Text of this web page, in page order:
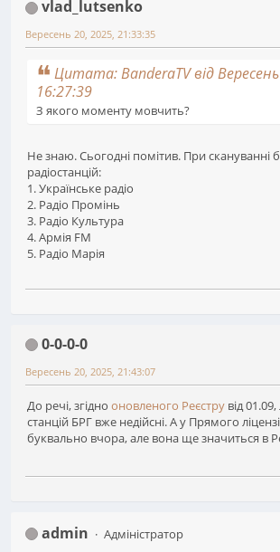
vlad_lutsenko
Вересень 20, 2025, 21:33:35
Цитата: BanderaTV від
16:27:39
З якого моменту мовчить?
Не знаю. Сьогодні помітив. При скануванні
радіостанцій:
1. Українське радіо
2. Радіо Промінь
3. Радіо Культура
4. Армія FM
5. Радіо Марія
0-0-0-0
Вересень 20, 2025, 21:43:07
До речі, згідно оновленого Реєстру від 01.09,
станцій БРГ вже недійсні. А у Прямого
буквально вчора, але вона ще значиться в
admin
Адміністратор